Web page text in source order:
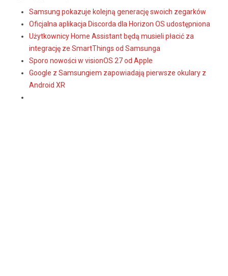
Samsung pokazuje kolejną generację swoich zegarków
Oficjalna aplikacja Discorda dla Horizon OS udostępniona
Użytkownicy Home Assistant będą musieli płacić za
integrację ze SmartThings od Samsunga
Sporo nowości w visionOS 27 od Apple
Google z Samsungiem zapowiadają pierwsze okulary z
Android XR